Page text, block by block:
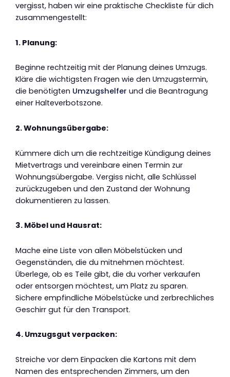
vergisst, haben wir eine praktische Checkliste für dich
zusammengestellt:
1. Planung:
Beginne rechtzeitig mit der Planung deines Umzugs.
Kläre die wichtigsten Fragen wie den Umzugstermin,
die benötigten Umzugshelfer und die Beantragung
einer Halteverbotszone.
2. Wohnungsübergabe:
Kümmere dich um die rechtzeitige Kündigung deines
Mietvertrags und vereinbare einen Termin zur
Wohnungsübergabe. Vergiss nicht, alle Schlüssel
zurückzugeben und den Zustand der Wohnung
dokumentieren zu lassen.
3. Möbel und Hausrat:
Mache eine Liste von allen Möbelstücken und
Gegenständen, die du mitnehmen möchtest.
Überlege, ob es Teile gibt, die du vorher verkaufen
oder entsorgen möchtest, um Platz zu sparen.
Sichere empfindliche Möbelstücke und zerbrechliches
Geschirr gut für den Transport.
4. Umzugsgut verpacken:
Streiche vor dem Einpacken die Kartons mit dem
Namen des entsprechenden Zimmers, um den